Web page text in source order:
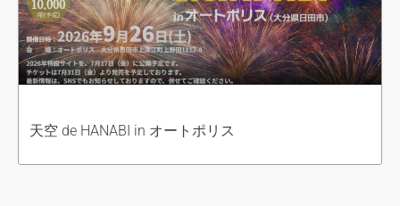
天空 de HANABI in オートポリス